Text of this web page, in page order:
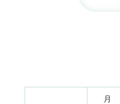
月